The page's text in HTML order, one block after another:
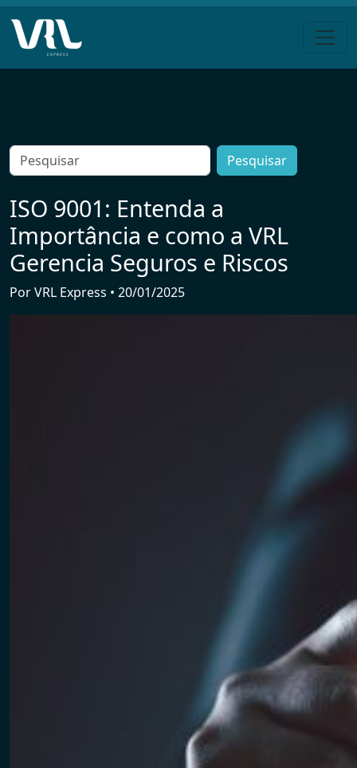
Search
for:
ISO 9001: Entenda a
Importância e como a VRL
Gerencia Seguros e Riscos
PorVRL Express • 20/01/2025